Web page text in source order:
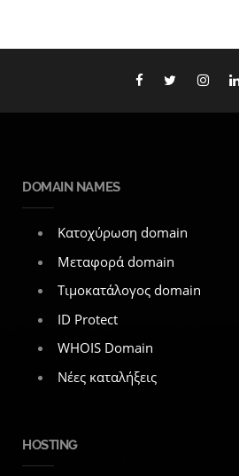
DOMAIN NAMES
Κατοχύρωση domain
Μεταφορά domain
Τιμοκατάλογος domain
ID Protect
WHOIS Domain
Νέες καταλήξεις
HOSTING